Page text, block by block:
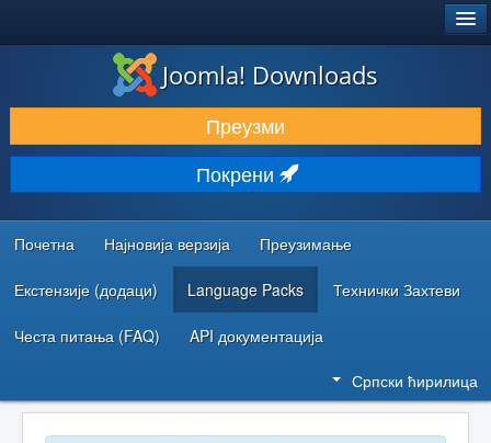
ПРЕУЗИМАЊЕ И ПРОШИРЕЊА (ЕКСТЕНЗИЈЕ)
ОТКРИЈТЕ И НАУЧИТЕ
ЗАЈЕДНИЦА И ПОДРШКА
РЕСУРСИ ЗА РАЗВОЈ
Joomla! Downloads
Преузми
Покрени
Почетна Најновија верзија Преузимање
Екстензије (додаци) Language Packs Технички Захтеви
Честа питања (FAQ) API документација
Српски ћирилица